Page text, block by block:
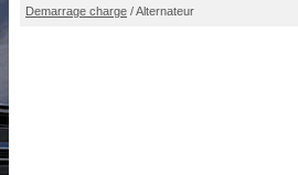
Demarrage charge / Alternateur